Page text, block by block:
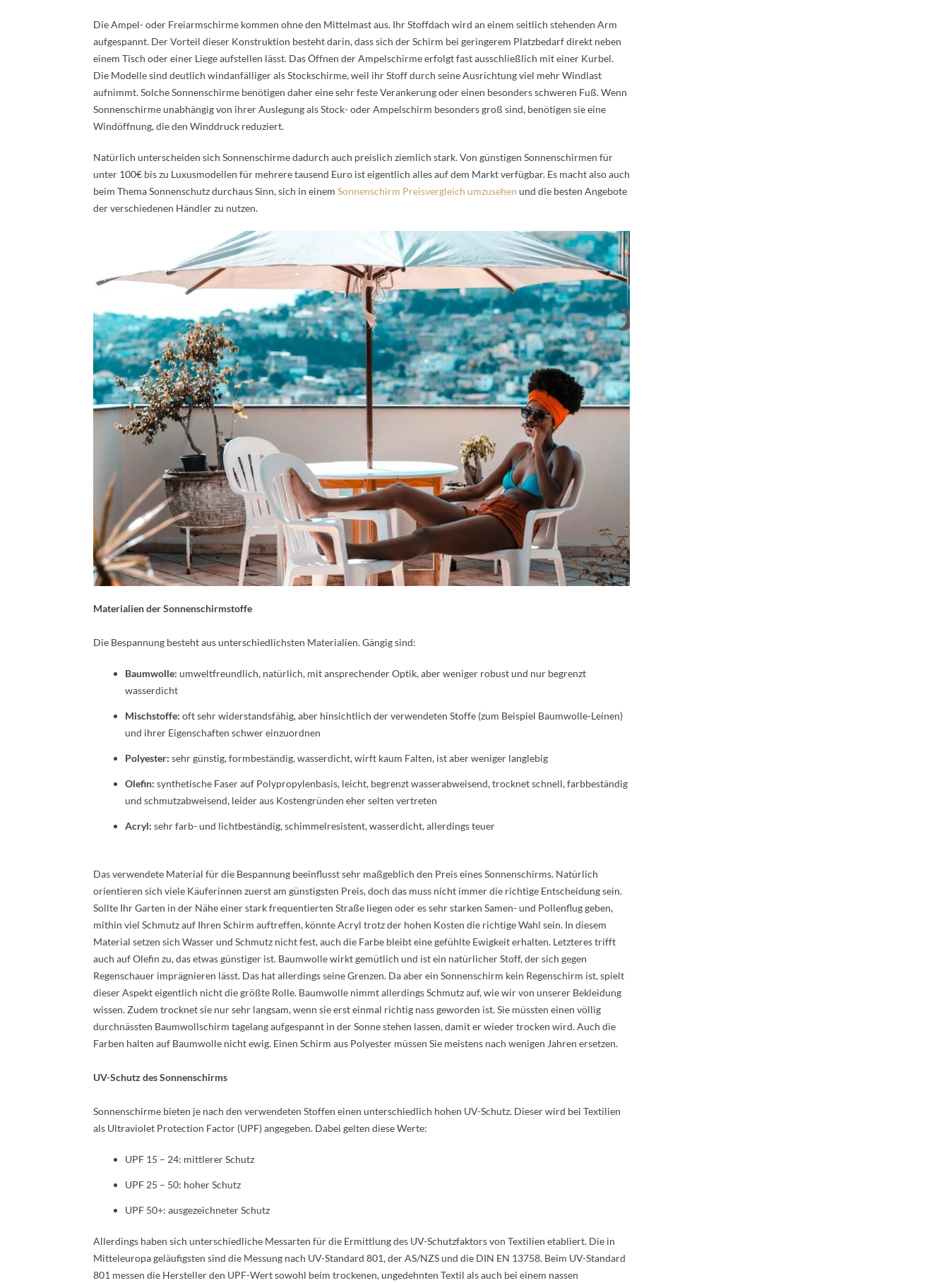
Die Ampel- oder Freiarmschirme kommen ohne den Mittelmast aus. Ihr Stoffdach wird an einem seitlich stehenden Arm
aufgespannt. Der Vorteil dieser Konstruktion besteht darin, dass sich der Schirm bei geringerem Platzbedarf direkt neben
einem Tisch oder einer Liege aufstellen lässt. Das Öffnen der Ampelschirme erfolgt fast ausschließlich mit einer Kurbel.
Die Modelle sind deutlich windanfälliger als Stockschirme, weil ihr Stoff durch seine Ausrichtung viel mehr Windlast
aufnimmt. Solche Sonnenschirme benötigen daher eine sehr feste Verankerung oder einen besonders schweren Fuß. Wenn
Sonnenschirme unabhängig von ihrer Auslegung als Stock- oder Ampelschirm besonders groß sind, benötigen sie eine
Windöffnung, die den Winddruck reduziert.
Natürlich unterscheiden sich Sonnenschirme dadurch auch preislich ziemlich stark. Von günstigen Sonnenschirmen für
unter 100€ bis zu Luxusmodellen für mehrere tausend Euro ist eigentlich alles auf dem Markt verfügbar. Es macht also auch
beim Thema Sonnenschutz durchaus Sinn, sich in einem Sonnenschirm Preisvergleich umzusehen und die besten Angebote
der verschiedenen Händler zu nutzen.
Materialien der Sonnenschirmstoffe
Die Bespannung besteht aus unterschiedlichsten Materialien. Gängig sind:
Baumwolle: umweltfreundlich, natürlich, mit ansprechender Optik, aber weniger robust und nur begrenzt
wasserdicht
Mischstoffe: oft sehr widerstandsfähig, aber hinsichtlich der verwendeten Stoffe (zum Beispiel Baumwolle-Leinen)
und ihrer Eigenschaften schwer einzuordnen
Polyester: sehr günstig, formbeständig, wasserdicht, wirft kaum Falten, ist aber weniger langlebig
Olefin: synthetische Faser auf Polypropylenbasis, leicht, begrenzt wasserabweisend, trocknet schnell, farbbeständig
und schmutzabweisend, leider aus Kostengründen eher selten vertreten
Acryl: sehr farb- und lichtbeständig, schimmelresistent, wasserdicht, allerdings teuer
Das verwendete Material für die Bespannung beeinflusst sehr maßgeblich den Preis eines Sonnenschirms. Natürlich
orientieren sich viele Käuferinnen zuerst am günstigsten Preis, doch das muss nicht immer die richtige Entscheidung sein.
Sollte Ihr Garten in der Nähe einer stark frequentierten Straße liegen oder es sehr starken Samen- und Pollenflug geben,
mithin viel Schmutz auf Ihren Schirm auftreffen, könnte Acryl trotz der hohen Kosten die richtige Wahl sein. In diesem
Material setzen sich Wasser und Schmutz nicht fest, auch die Farbe bleibt eine gefühlte Ewigkeit erhalten. Letzteres trifft
auch auf Olefin zu, das etwas günstiger ist. Baumwolle wirkt gemütlich und ist ein natürlicher Stoff, der sich gegen
Regenschauer imprägnieren lässt. Das hat allerdings seine Grenzen. Da aber ein Sonnenschirm kein Regenschirm ist, spielt
dieser Aspekt eigentlich nicht die größte Rolle. Baumwolle nimmt allerdings Schmutz auf, wie wir von unserer Bekleidung
wissen. Zudem trocknet sie nur sehr langsam, wenn sie erst einmal richtig nass geworden ist. Sie müssten einen völlig
durchnässten Baumwollschirm tagelang aufgespannt in der Sonne stehen lassen, damit er wieder trocken wird. Auch die
Farben halten auf Baumwolle nicht ewig. Einen Schirm aus Polyester müssen Sie meistens nach wenigen Jahren ersetzen.
UV-Schutz des Sonnenschirms
Sonnenschirme bieten je nach den verwendeten Stoffen einen unterschiedlich hohen UV-Schutz. Dieser wird bei Textilien
als Ultraviolet Protection Factor (UPF) angegeben. Dabei gelten diese Werte:
UPF 15 – 24: mittlerer Schutz
UPF 25 – 50: hoher Schutz
UPF 50+: ausgezeichneter Schutz
Allerdings haben sich unterschiedliche Messarten für die Ermittlung des UV-Schutzfaktors von Textilien etabliert. Die in
Mitteleuropa geläufigsten sind die Messung nach UV-Standard 801, der AS/NZS und die DIN EN 13758. Beim UV-Standard
801 messen die Hersteller den UPF-Wert sowohl beim trockenen, ungedehnten Textil als auch bei einem nassen